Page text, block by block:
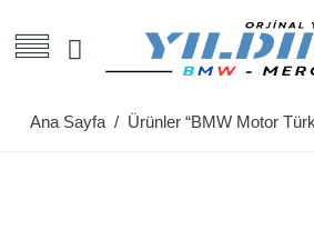
Ana Sayfa/ Ürünler “BMW Motor